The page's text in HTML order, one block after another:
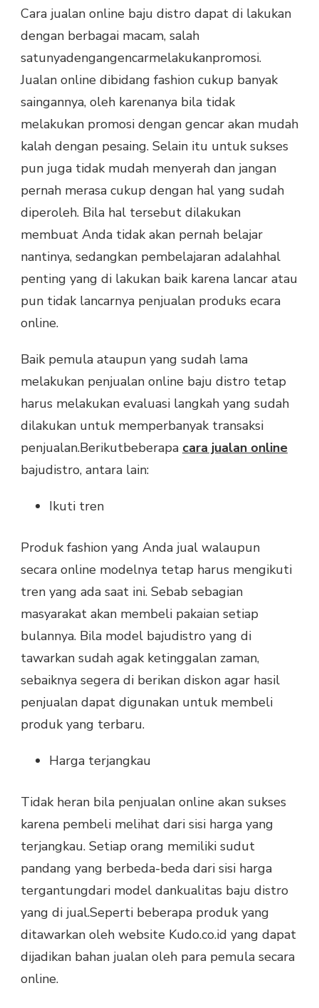
Cara jualan online baju distro dapat di lakukan
dengan berbagai macam, salah
satunyadengangencarmelakukanpromosi.
Jualan online dibidang fashion cukup banyak
saingannya, oleh karenanya bila tidak
melakukan promosi dengan gencar akan mudah
kalah dengan pesaing. Selain itu untuk sukses
pun juga tidak mudah menyerah dan jangan
pernah merasa cukup dengan hal yang sudah
diperoleh. Bila hal tersebut dilakukan
membuat Anda tidak akan pernah belajar
nantinya, sedangkan pembelajaran adalahhal
penting yang di lakukan baik karena lancar atau
pun tidak lancarnya penjualan produks ecara
online.
Baik pemula ataupun yang sudah lama
melakukan penjualan online baju distro tetap
harus melakukan evaluasi langkah yang sudah
dilakukan untuk memperbanyak transaksi
penjualan.Berikutbeberapa cara jualan online
bajudistro, antara lain:
Ikuti tren
Produk fashion yang Anda jual walaupun
secara online modelnya tetap harus mengikuti
tren yang ada saat ini. Sebab sebagian
masyarakat akan membeli pakaian setiap
bulannya. Bila model bajudistro yang di
tawarkan sudah agak ketinggalan zaman,
sebaiknya segera di berikan diskon agar hasil
penjualan dapat digunakan untuk membeli
produk yang terbaru.
Harga terjangkau
Tidak heran bila penjualan online akan sukses
karena pembeli melihat dari sisi harga yang
terjangkau. Setiap orang memiliki sudut
pandang yang berbeda-beda dari sisi harga
tergantungdari model dankualitas baju distro
yang di jual.Seperti beberapa produk yang
ditawarkan oleh website Kudo.co.id yang dapat
dijadikan bahan jualan oleh para pemula secara
online.